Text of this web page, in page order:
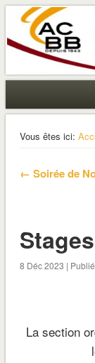
ACBB
La section ping de
Vous êtes ici:
← Soirée de
8 Déc 2023 |
La section